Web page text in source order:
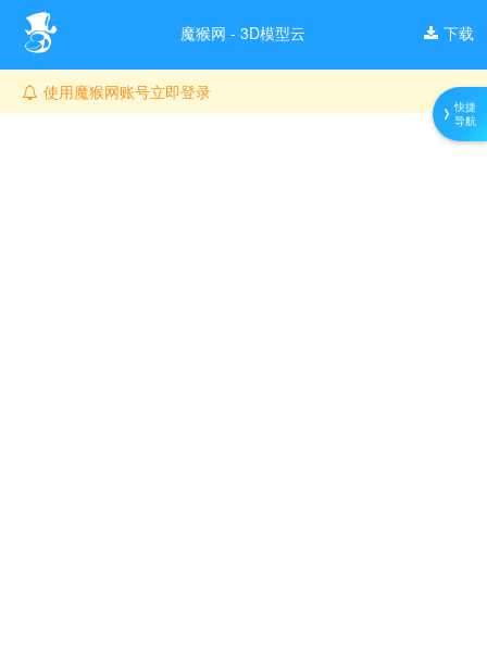
魔猴网 - 3D模型云 下载
使用魔猴网账号立即登录
快捷
导航